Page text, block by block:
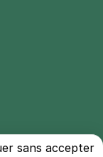
sans accepter